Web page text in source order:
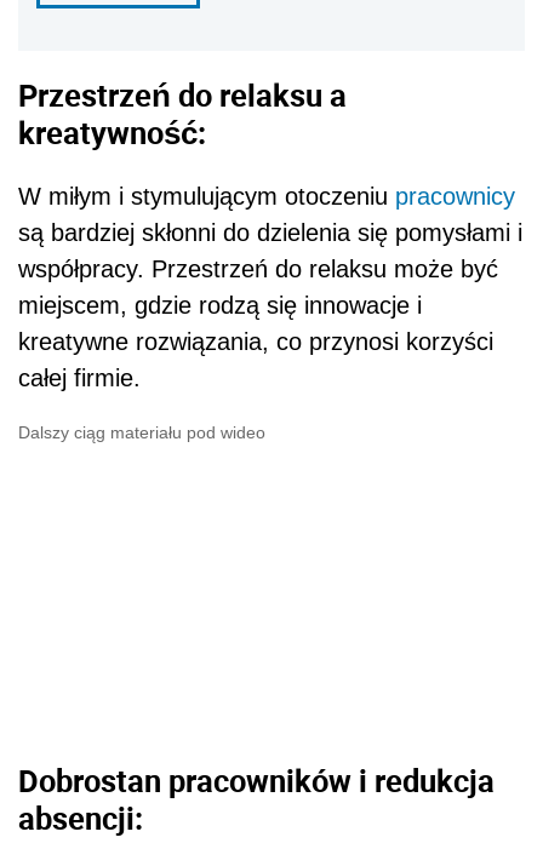
Przestrzeń do relaksu a
kreatywność:
W miłym i stymulującym otoczeniu pracownicy
są bardziej skłonni do dzielenia się pomysłami i
współpracy. Przestrzeń do relaksu może być
miejscem, gdzie rodzą się innowacje i
kreatywne rozwiązania, co przynosi korzyści
całej firmie.
Dalszy ciąg materiału pod wideo
Dobrostan pracowników i redukcja
absencji: